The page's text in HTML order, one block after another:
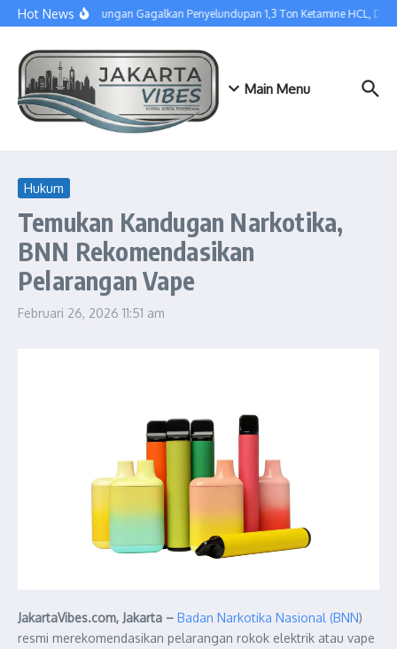
Lewati ke konten
Hot NewsTim Gabungan Gagalkan Penyelundupan 1,3 Ton Ketamine HCL,
Main Menu
Hukum
Temukan Kandugan Narkotika,
BNN Rekomendasikan
Pelarangan Vape
Februari 26, 2026 11:51 am
JakartaVibes.com, Jakarta – Badan Narkotika Nasional (BNN)
resmi merekomendasikan pelarangan rokok elektrik atau vape